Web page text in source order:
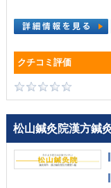
松山鍼灸院漢方鍼